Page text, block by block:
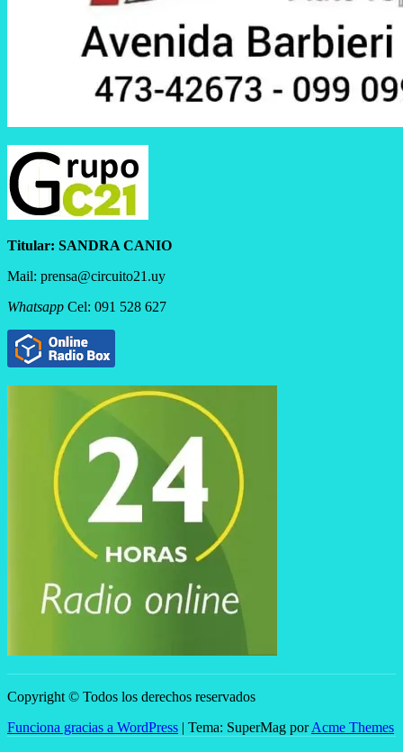
Titular: SANDRA CANIO
Mail: prensa@circuito21.uy
Whatsapp Cel: 091 528 627
Copyright © Todos los derechos reservados
Funciona gracias a WordPress | Tema: SuperMag porAcme Themes